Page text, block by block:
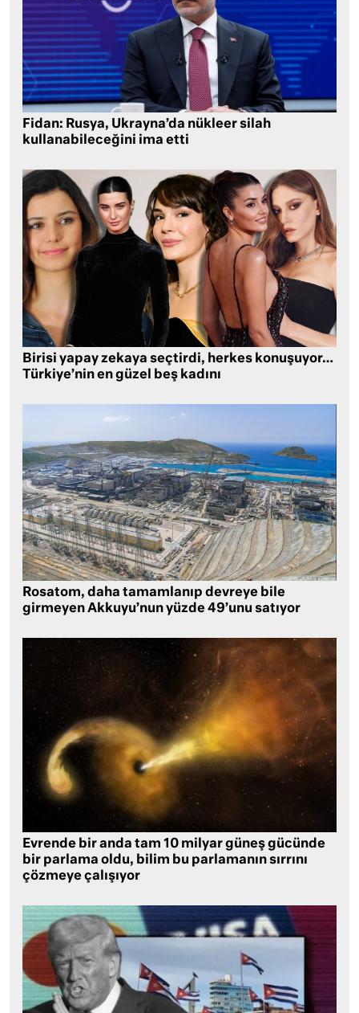
Fidan: Rusya, Ukrayna’da nükleer silah
kullanabileceğini ima etti
Birisi yapay zekaya seçtirdi, herkes konuşuyor…
Türkiye’nin en güzel beş kadını
Rosatom, daha tamamlanıp devreye bile
girmeyen Akkuyu’nun yüzde 49’unu satıyor
Evrende bir anda tam 10 milyar güneş gücünde
bir parlama oldu, bilim bu parlamanın sırrını
çözmeye çalışıyor